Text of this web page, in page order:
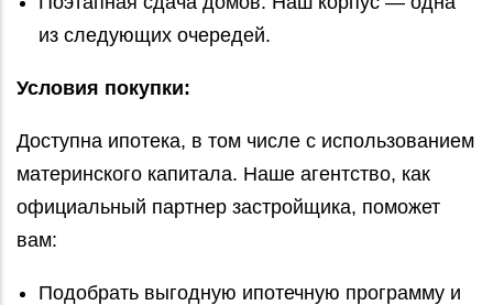
из следующих очередей.
Условия покупки:
Доступна ипотека, в том числе с использованием
материнского капитала. Наше агентство, как
официальный партнер застройщика, поможет
вам:
Подобрать выгодную ипотечную программу и